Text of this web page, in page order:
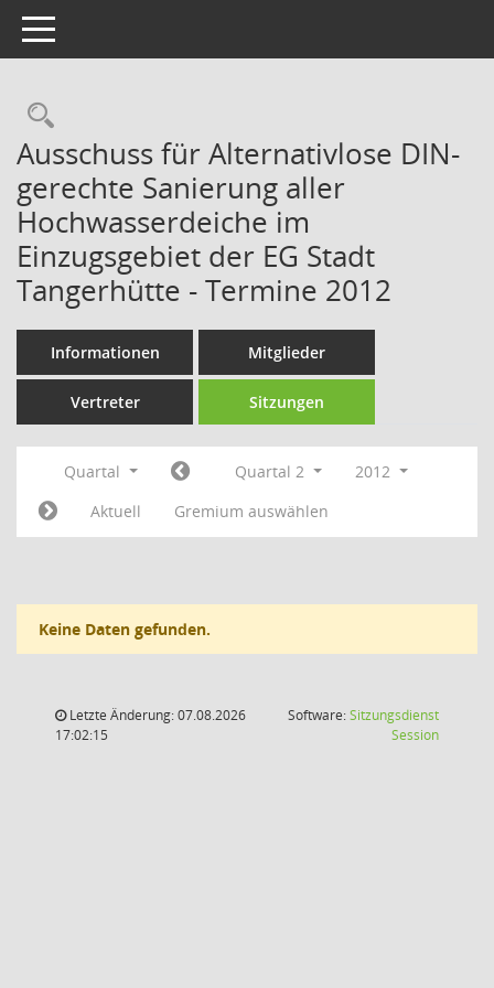
Toggle navigation
Rechercheauswahl
Ausschuss für Alternativlose DIN-
gerechte Sanierung aller
Hochwasserdeiche im
Einzugsgebiet der EG Stadt
Tangerhütte - Termine 2012
Informationen Mitglieder
Vertreter Sitzungen
Quartal Quartal 2
2012
Aktuell
Gremium auswählen
Keine Daten gefunden.
Letzte Änderung: 07.08.2026
17:02:15
Software:Sitzungsdienst
Session(Wird in